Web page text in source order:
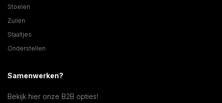
Stoelen
Zuilen
Staaltjes
Onderstellen
Samenwerken?
Bekijk hier onze B2B opties!